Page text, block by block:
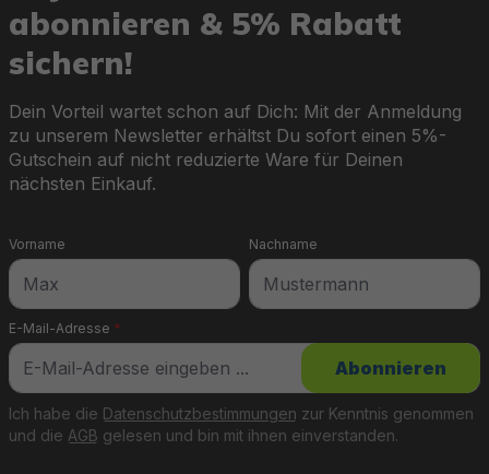
abonnieren & 5% Rabatt
sichern!
Dein Vorteil wartet schon auf Dich: Mit der Anmeldung
zu unserem Newsletter erhältst Du sofort einen 5%-
Gutschein auf nicht reduzierte Ware für Deinen
nächsten Einkauf.
E-Mail-Adresse *
Vorname Nachname
Ich habe die Datenschutzbestimmungen zur Kenntnis genommen
und die AGB gelesen und bin mit ihnen einverstanden.
Abonnieren